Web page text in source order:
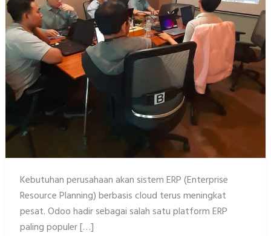
Kebutuhan perusahaan akan sistem ERP (Enterprise
Resource Planning) berbasis cloud terus meningkat
pesat. Odoo hadir sebagai salah satu platform ERP
paling populer […]
Karir
dan
Bisnis
Anda